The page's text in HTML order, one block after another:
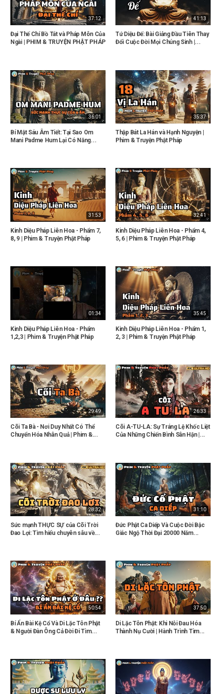
37:12
Đại Thế Chí Bồ Tát và Pháp Môn Của
Ngài | PHIM & TRUYỆN PHẬT PHÁP
41:13
Tứ Diệu Đế: Bài Giảng Đầu Tiên Thay
Đổi Cuộc Đời Mọi Chúng Sinh |...
36:01
Bí Mật Sáu Âm Tiết: Tại Sao Om
Mani Padme Hum Lại Có Năng...
35:37
Thập Bát La Hán và Hạnh Nguyện |
Phim & Truyện Phật Pháp
31:53
Kinh Diệu Pháp Liên Hoa - Phẩm 7,
8, 9 | Phim & Truyện Phật Pháp
32:41
Kinh Diệu Pháp Liên Hoa - Phẩm 4,
5, 6 | Phim & Truyện Phật Pháp
01:34
Kinh Diệu Pháp Liên Hoa - Phẩm
1,2,3 | Phim & Truyện Phật Pháp
35:45
Kinh Diệu Pháp Liên Hoa - Phẩm 1,
2, 3 | Phim & Truyện Phật Pháp
29:49
Cõi Ta Bà - Nơi Duy Nhất Có Thể
Chuyển Hóa Nhân Quả | Phim &...
26:33
Cõi A-TU-LA: Sự Tráng Lệ Khốc Liệt
Của Những Chiến Bình Sân Hận |...
28:32
Sức mạnh THỰC SỰ của Cõi Trời
Đao Lợi: Tìm hiểu chuyên sâu về...
31:10
Đức Phật Ca Diếp Và Cuộc Đời Bậc
Giác Ngộ Thời Đại 20000 Năm...
50:54
Bí Ẩn Bài Kệ Cổ Và Di Lặc Tôn Phật
& Người Đàn Ông Cả Đời Đi Tìm...
37:50
Di Lặc Tôn Phật: Khi Nỗi Đau Hóa
Thành Nụ Cười | Hành Trình Tìm...